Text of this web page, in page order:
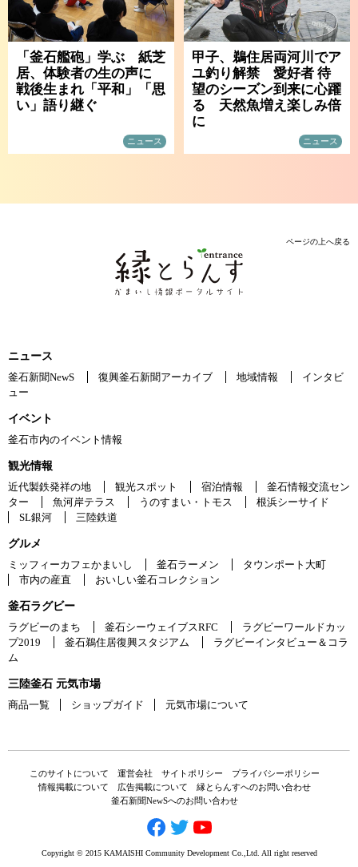
「釜石艦砲」学ぶ 紙芝
居、体験者の生の声に
戦後生まれ「平和」「思
い」語り継ぐ
ニュース
甲子、鵜住居両河川でア
ユ釣り解禁 愛好者 待
望のシーズン到来に心躍
る 天然魚増え楽しみ倍
に
ニュース
ページの上へ戻る
ニュース
釜石新聞NewS
復興釜石新聞アーカイブ 地域情報
インタビ
ュー
イベント
釜石市内のイベント情報
観光情報
近代製鉄発祥の地
観光スポット 宿泊情報
釜石情報交流セン
ター
魚河岸テラス うのすまい・トモス
根浜シーサイド
SL銀河
三陸鉄道
グルメ
ミッフィーカフェかまいし
釜石ラーメン
タウンポート大町
市内の産直
おいしい釜石コレクション
釜石ラグビー
ラグビーのまち
釜石シーウェイブスRFC
ラグビーワールドカッ
プ2019
釜石鵜住居復興スタジアム
ラグビーインタビュー＆コラ
ム
三陸釜石 元気市場
商品一覧
ショップガイド 元気市場について
このサイトについて 運営会社 サイトポリシー
プライバシーポリシー
情報掲載について
広告掲載について
縁とらんすへのお問い合わせ
釜石新聞NewSへのお問い合わせ
Copyright © 2015 KAMAISHI Community Development Co.,Ltd. All right reserved